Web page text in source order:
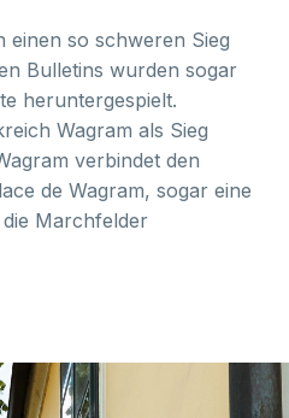
einen so schweren Sieg
Bulletins wurden sogar
heruntergespielt.
Wagram als Sieg
verbindet den
de Wagram, sogar eine
Marchfelder